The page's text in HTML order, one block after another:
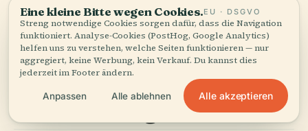
Interaktive und
fesselnde
Ausstellungen
Eine kleine Bitte wegen Cookies.EU · DSGVO
Streng notwendige Cookies sorgen dafür, dass die Navigation
funktioniert. Analyse-Cookies (PostHog, Google Analytics)
helfen uns zu verstehen, welche Seiten funktionieren — nur
aggregiert, keine Werbung, kein Verkauf. Du kannst dies
jederzeit im Footer ändern.
Anpassen Alle ablehnen Alle akzeptieren